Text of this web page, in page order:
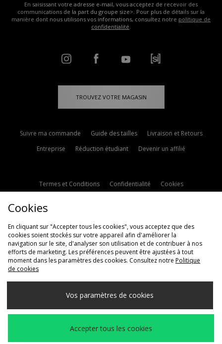
En saisissant votre adresse e-mail, vous acceptez de recevoir des
communications de la part du groupe size>. Pour plus de détails sur la
manière dont nous utilisons vos informations, consultez notre politique de
confidentialité.
TROUVEZ VOTRE MAGASIN
Suivre ma commande Guide des tailles
Livraison et Retours
Entreprise
Réduction étudiant Devenir un affilié
Termes et Conditions Confidentialité
Cookies
Politique d'avis en ligne
Livraison Vers
France
Nous acceptons les méthodes de paiement suivantes
Cookies
En cliquant sur "Accepter tous les cookies", vous acceptez que des
cookies soient stockés sur votre appareil afin d'améliorer la
navigation sur le site, d'analyser son utilisation et de contribuer à nos
efforts de marketing. Les préférences peuvent être ajustées à tout
moment dans les paramètres des cookies. Consultez notre Politique
de cookies
Vos paramètres de cookies
Accepter tous les cookies